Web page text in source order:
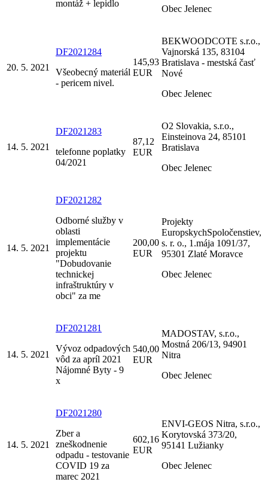
montáž + lepidlo
Obec Jelenec
20. 5. 2021
DF2021284
Všeobecný materiál
- pericem nivel.
145,93
EUR
BEKWOODCOTE s.r.o.,
Vajnorská 135, 83104
Bratislava - mestská časť
Nové
Obec Jelenec
14. 5. 2021
DF2021283
telefonne poplatky
04/2021
87,12
EUR
O2 Slovakia, s.r.o.,
Einsteinova 24, 85101
Bratislava
Obec Jelenec
14. 5. 2021
DF2021282
Odborné služby v
oblasti
implementácie
projektu
"Dobudovanie
technickej
infraštruktúry v
obci" za me
200,00
EUR
Projekty
EuropskychSpoločenstiev,
s. r. o., 1.mája 1091/37,
95301 Zlaté Moravce
Obec Jelenec
14. 5. 2021
DF2021281
Vývoz odpadových
vôd za apríl 2021
Nájomné Byty - 9
x
540,00
EUR
MADOSTAV, s.r.o.,
Mostná 206/13, 94901
Nitra
Obec Jelenec
14. 5. 2021
DF2021280
Zber a
zneškodnenie
odpadu - testovanie
COVID 19 za
marec 2021
602,16
EUR
ENVI-GEOS Nitra, s.r.o.,
Korytovská 373/20,
95141 Lužianky
Obec Jelenec